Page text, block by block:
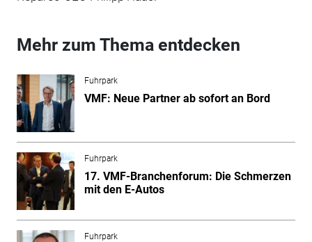
Mehr zum Thema entdecken
Fuhrpark
VMF: Neue Partner ab sofort an Bord
Fuhrpark
17. VMF-Branchenforum: Die Schmerzen
mit den E-Autos
Fuhrpark